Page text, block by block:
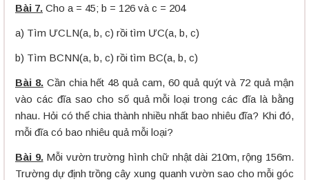
Bài 7. Cho a = 45; b = 126 và c = 204
a) Tìm ƯCLN(a, b, c) rồi tìm ƯC(a, b, c)
b) Tìm BCNN(a, b, c) rồi tìm BC(a, b, c)
Bài 8.Cần chia hết 48 quả cam, 60 quả quýt và 72 quả mận
vào các đĩa sao cho số quả mỗi loại trong các đĩa là bằng
nhau. Hỏi có thể chia thành nhiều nhất bao nhiêu đĩa? Khi đó,
mỗi đĩa có bao nhiêu quả mỗi loại?
Bài 9.Mỗi vườn trường hình chữ nhật dài 210m, rộng 156m.
Trường dự định trồng cây xung quanh vườn sao cho mỗi góc